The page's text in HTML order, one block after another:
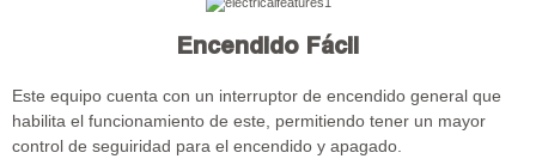
Encendido Fácil
Este equipo cuenta con un interruptor de encendido general que
habilita el funcionamiento de este, permitiendo tener un mayor
control de seguiridad para el encendido y apagado.